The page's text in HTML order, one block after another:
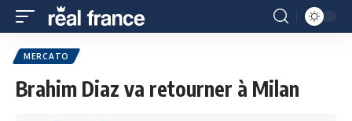
MERCATO
Brahim Diaz va retourner à Milan